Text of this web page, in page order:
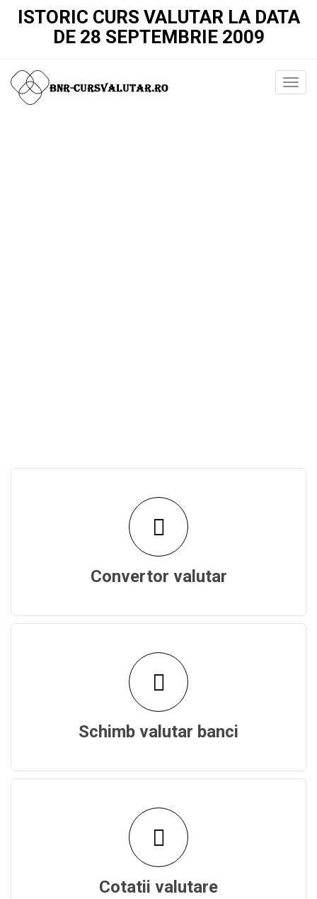
ISTORIC CURS VALUTAR LA DATA
DE 28 SEPTEMBRIE 2009
Convertor valutar
Schimb valutar banci
Cotatii valutare